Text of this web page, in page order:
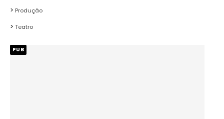
Produção
Teatro
PUB